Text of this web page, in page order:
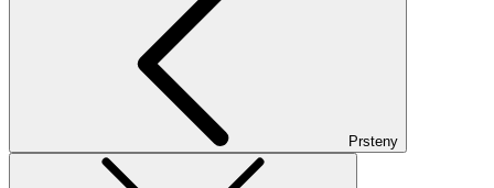
Prsteny